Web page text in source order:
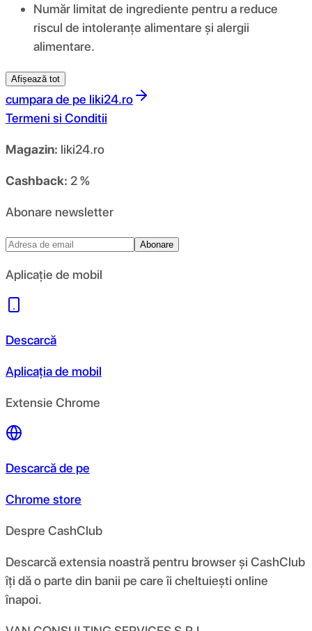
Număr limitat de ingrediente pentru a reduce
riscul de intoleranțe alimentare și alergii
alimentare.
Afișează tot
cumpara de pe liki24.ro
Termeni si Conditii
Magazin: liki24.ro
Cashback: 2 %
Abonare newsletter
Abonare
Aplicație de mobil
Descarcă
Aplicația de mobil
Extensie Chrome
Descarcă de pe
Chrome store
Despre CashClub
Descarcă extensia noastră pentru browser și CashClub
îți dă o parte din banii pe care îi cheltuiești online
înapoi.